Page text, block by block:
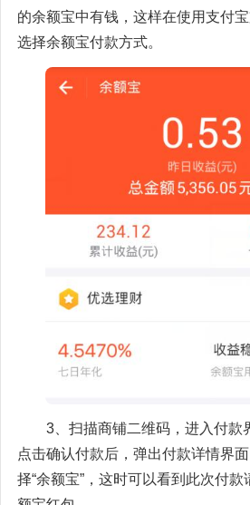
的余额宝中有钱，这样在使用支付
选择余额宝付款方式。
3、扫描商铺二维码，进入付款
点击确认付款后，弹出付款详情界
择“余额宝”，这时可以看到此次付